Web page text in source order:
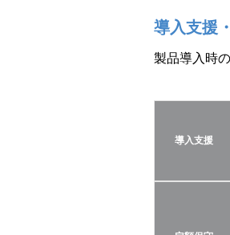
導入支援
製品導入時
導入支援